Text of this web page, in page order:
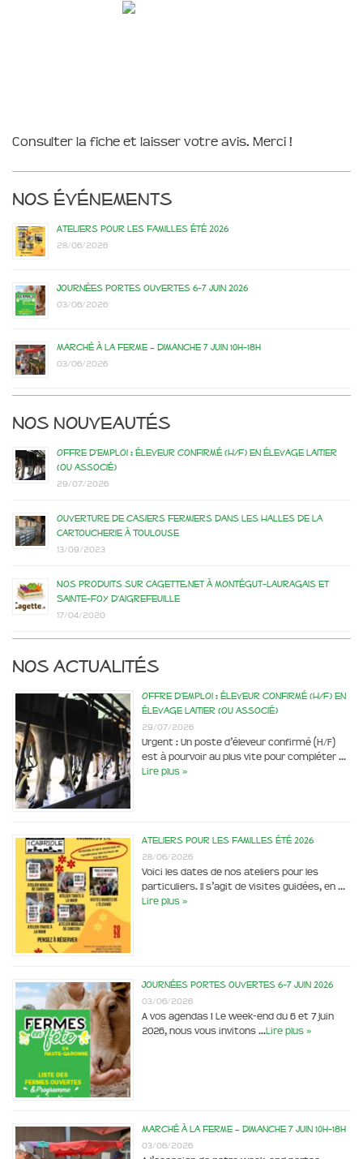
Consulter la fiche et laisser votre avis. Merci !
Nos événements
Ateliers pour les familles été 2026
28/06/2026
Journées portes ouvertes 6-7 juin 2026
03/06/2026
Marché à la ferme – dimanche 7 juin 10h-18h
03/06/2026
Nos nouveautés
Offre d’emploi : éleveur confirmé (H/F) en élevage laitier
(ou associé)
29/07/2026
Ouverture de casiers fermiers dans les Halles de la
Cartoucherie à Toulouse
13/09/2023
Nos produits sur Cagette.net à Montégut-Lauragais et
Sainte-Foy d’Aigrefeuille
17/04/2020
Nos actualités
Offre d’emploi : éleveur confirmé (H/F) en
élevage laitier (ou associé)
29/07/2026
Urgent : Un poste d’éleveur confirmé (H/F)
est à pourvoir au plus vite pour compléter …
Lire plus »
Ateliers pour les familles été 2026
28/06/2026
Voici les dates de nos ateliers pour les
particuliers. Il s’agit de visites guidées, en …
Lire plus »
Journées portes ouvertes 6-7 juin 2026
03/06/2026
A vos agendas ! Le week-end du 6 et 7 juin
2026, nous vous invitons …Lire plus »
Marché à la ferme – dimanche 7 juin 10h-18h
03/06/2026